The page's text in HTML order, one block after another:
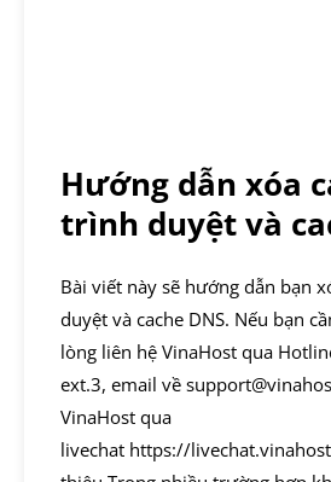
Hướng dẫn xóa
trình duyệt và
Bài viết này sẽ hướng dẫn bạn
duyệt và cache DNS. Nếu bạn
lòng liên hệ VinaHost qua
ext.3, email về
VinaHost qua
livechat https://